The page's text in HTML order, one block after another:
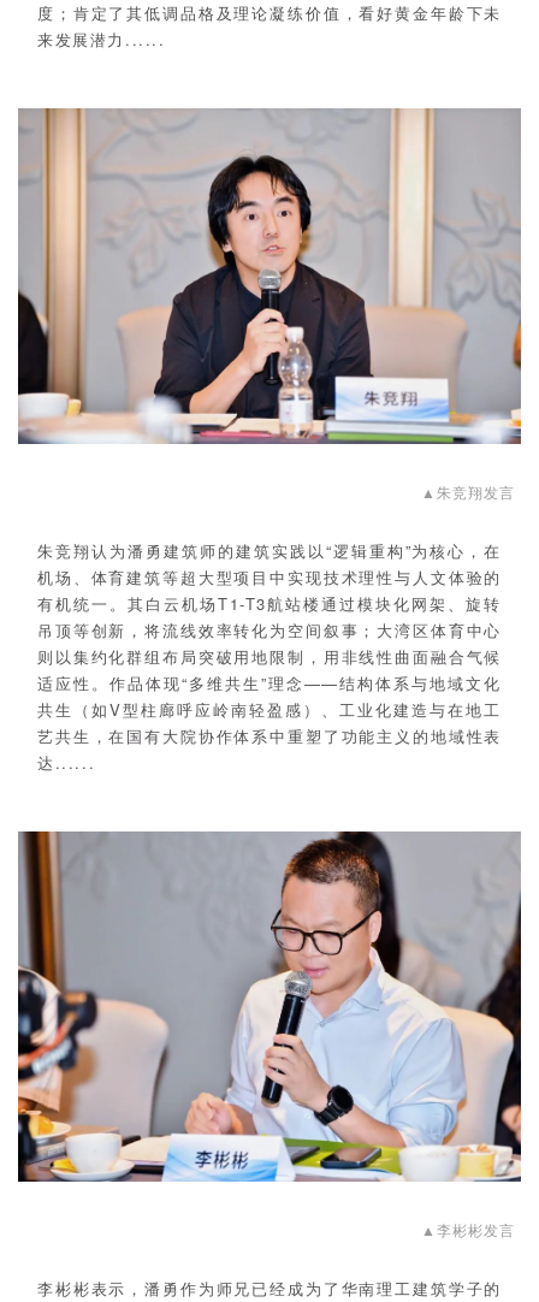
度；肯定了其低调品格及理论凝练价值，看好黄金年龄下未
来发展潜力......
▲朱竞翔发言
朱竞翔认为潘勇建筑师的建筑实践以“逻辑重构”为核心，在
机场、体育建筑等超大型项目中实现技术理性与人文体验的
有机统一。其白云机场T1-T3航站楼通过模块化网架、旋转
吊顶等创新，将流线效率转化为空间叙事；大湾区体育中心
则以集约化群组布局突破用地限制，用非线性曲面融合气候
适应性。作品体现“多维共生”理念——结构体系与地域文化
共生（如V型柱廊呼应岭南轻盈感）、工业化建造与在地工
艺共生，在国有大院协作体系中重塑了功能主义的地域性表
达......
▲李彬彬发言
李彬彬表示，潘勇作为师兄已经成为了华南理工建筑学子的